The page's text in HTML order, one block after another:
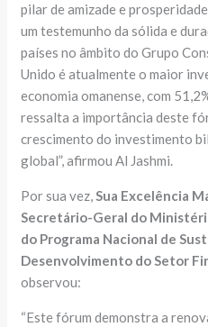
pilar de amizade e
um testemunho da sólida e
países no âmbito do Grupo
Unido é atualmente o maior
economia omanense, com
ressalta a importância deste
crescimento do investimento
global”, afirmou Al Jashmi.
Por sua vez,Sua Excelência
Secretário-Geral do
do Programa Nacional de
Desenvolvimento do Setor
observou:
“Este fórum demonstra a